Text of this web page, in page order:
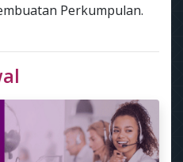
Perkumpulan.